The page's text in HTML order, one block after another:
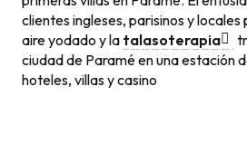
clientes ingleses, parisinos y
aire yodado y la talasoterapia
ciudad de Paramé en una estación
hoteles, villas y casino